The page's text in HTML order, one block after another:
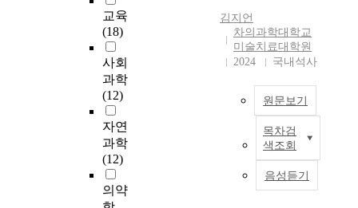
교육
(18)
사회
과학
(12)
자연
과학
(12)
의약
김지언
차의과학대학교
미술치료대학원
2024
국내석사
원문보기
목차검
색조회
음성듣기